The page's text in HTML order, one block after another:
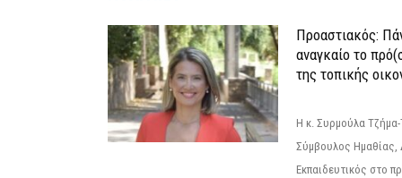
Προαστιακός:
αναγκαίο το
της τοπικής
Η κ. Συρμούλα
Σύμβουλος Ημαθίας,
Εκπαιδευτικός στο